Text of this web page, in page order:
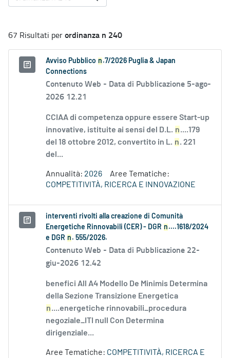
67 Risultati perordinanza n 240
Avviso Pubblico n .7/2026 Puglia & Japan
Connections
Contenuto Web - Data di Pubblicazione 5-ago-
2026 12.21
CCIAA di competenza oppure essere Start-up
innovative, istituite ai sensi del D.L. n....179
del 18 ottobre 2012, convertito in L. n. 221
del...
Annualità: 2026
Aree Tematiche:
COMPETITIVITÀ, RICERCA E INNOVAZIONE
interventi rivolti alla creazione di Comunità
Energetiche Rinnovabili (CER) - DGR n ....1618/2024
e DGR n . 555/2026.
Contenuto Web - Data di Pubblicazione 22-
giu-2026 12.42
benefici All A4 Modello De Minimis Determina
della Sezione Transizione Energetica
n....energetiche rinnovabili_procedura
negoziale_ITI null Con Determina
dirigenziale...
Aree Tematiche: COMPETITIVITÀ, RICERCA E